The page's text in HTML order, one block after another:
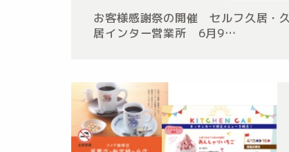
お客様感謝祭の開催 セルフ久居・久
居インター営業所 6月9…